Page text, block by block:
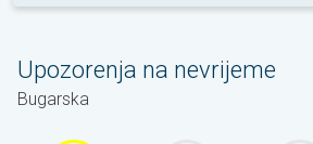
Upozorenja na nevrijeme
Bugarska